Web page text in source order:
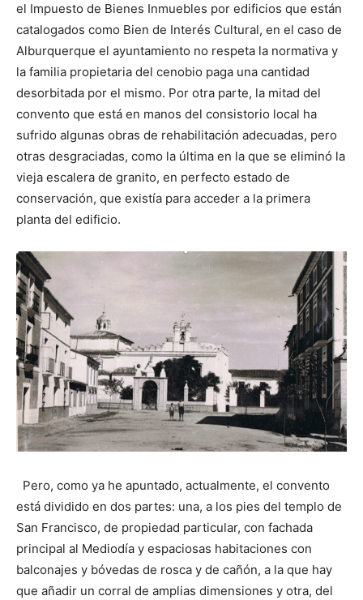
el Impuesto de Bienes Inmuebles por edificios que están
catalogados como Bien de Interés Cultural, en el caso de
Alburquerque el ayuntamiento no respeta la normativa y
la familia propietaria del cenobio paga una cantidad
desorbitada por el mismo. Por otra parte, la mitad del
convento que está en manos del consistorio local ha
sufrido algunas obras de rehabilitación adecuadas, pero
otras desgraciadas, como la última en la que se eliminó la
vieja escalera de granito, en perfecto estado de
conservación, que existía para acceder a la primera
planta del edificio.
Pero, como ya he apuntado, actualmente, el convento
está dividido en dos partes: una, a los pies del templo de
San Francisco, de propiedad particular, con fachada
principal al Mediodía y espaciosas habitaciones con
balconajes y bóvedas de rosca y de cañón, a la que hay
que añadir un corral de amplias dimensiones y otra, del